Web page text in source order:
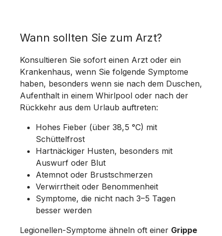
Wann sollten Sie zum Arzt?
Konsultieren Sie sofort einen Arzt oder ein
Krankenhaus, wenn Sie folgende Symptome
haben, besonders wenn sie nach dem Duschen,
Aufenthalt in einem Whirlpool oder nach der
Rückkehr aus dem Urlaub auftreten:
Hohes Fieber (über 38,5 °C) mit
Schüttelfrost
Hartnäckiger Husten, besonders mit
Auswurf oder Blut
Atemnot oder Brustschmerzen
Verwirrtheit oder Benommenheit
Symptome, die nicht nach 3–5 Tagen
besser werden
Legionellen-Symptome ähneln oft einer Grippe